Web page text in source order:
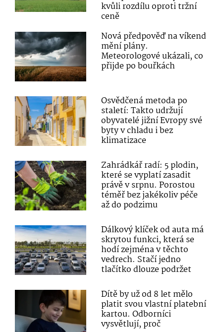
kvůli rozdílu oproti tržní
ceně
Nová předpověď na víkend
mění plány.
Meteorologové ukázali, co
přijde po bouřkách
Osvědčená metoda po
staletí: Takto udržují
obyvatelé jižní Evropy své
byty v chladu i bez
klimatizace
Zahrádkář radí: 5 plodin,
které se vyplatí zasadit
právě v srpnu. Porostou
téměř bez jakékoliv péče
až do podzimu
Dálkový klíček od auta má
skrytou funkci, která se
hodí zejména v těchto
vedrech. Stačí jedno
tlačítko dlouze podržet
Dítě by už od 8 let mělo
platit svou vlastní platební
kartou. Odborníci
vysvětlují, proč